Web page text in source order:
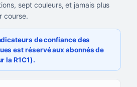
sept couleurs, et jamais plus
course.
de confiance des
est réservé aux abonnés de
la R1C1).